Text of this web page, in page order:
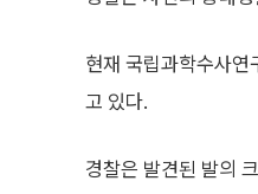
현재 국립과학수사
고 있다.
경찰은 발견된 발의